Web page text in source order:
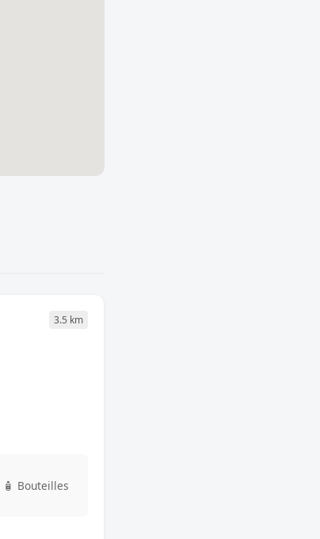
3.5 km
🧴 Bouteilles